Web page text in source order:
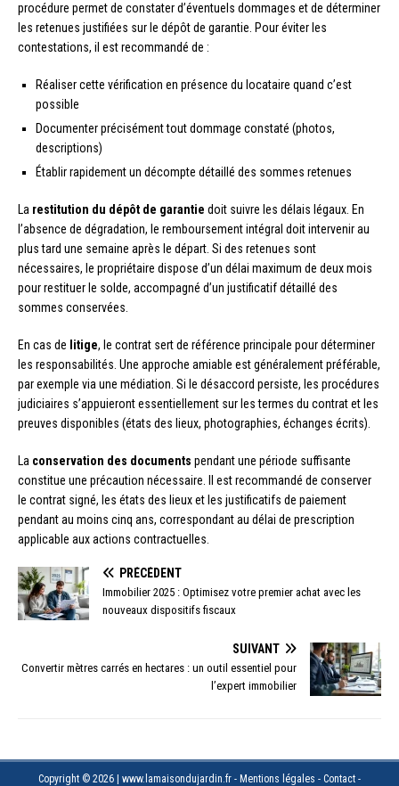
procédure permet de constater d’éventuels dommages et de déterminer
les retenues justifiées sur le dépôt de garantie. Pour éviter les
contestations, il est recommandé de :
Réaliser cette vérification en présence du locataire quand c’est
possible
Documenter précisément tout dommage constaté (photos,
descriptions)
Établir rapidement un décompte détaillé des sommes retenues
La restitution du dépôt de garantie doit suivre les délais légaux. En
l’absence de dégradation, le remboursement intégral doit intervenir au
plus tard une semaine après le départ. Si des retenues sont
nécessaires, le propriétaire dispose d’un délai maximum de deux mois
pour restituer le solde, accompagné d’un justificatif détaillé des
sommes conservées.
En cas de litige, le contrat sert de référence principale pour déterminer
les responsabilités. Une approche amiable est généralement préférable,
par exemple via une médiation. Si le désaccord persiste, les procédures
judiciaires s’appuieront essentiellement sur les termes du contrat et les
preuves disponibles (états des lieux, photographies, échanges écrits).
La conservation des documents pendant une période suffisante
constitue une précaution nécessaire. Il est recommandé de conserver
le contrat signé, les états des lieux et les justificatifs de paiement
pendant au moins cinq ans, correspondant au délai de prescription
applicable aux actions contractuelles.
PRÉCÉDENT
Immobilier 2025 : Optimisez votre premier achat avec les
nouveaux dispositifs fiscaux
SUIVANT
Convertir mètres carrés en hectares : un outil essentiel pour
l’expert immobilier
Copyright © 2026 | www.lamaisondujardin.fr - Mentions légales - Contact -